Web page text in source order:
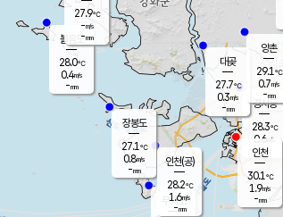
무의도
볼음도
28.0℃
0.4m/s
-mm
장봉도
27.1℃
0.8m/s
-mm
경서동
28.3℃
0.6 m/s
-mm
대곶
27.7℃
0.3m/s
-mm
양촌
29.1℃
0.7m/s
-mm
인천(공)
28.2℃
1.6m/s
-mm
27.9℃
-m/s
-mm
인천
30.1℃
1.9m/s
-mm